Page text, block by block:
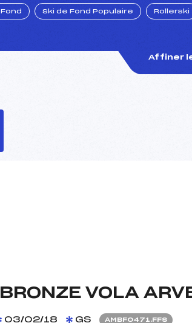
Ski de Fond Populaire Rollerski
Affiner
VOLA
03/02/18 GS AMBF0471.FFS